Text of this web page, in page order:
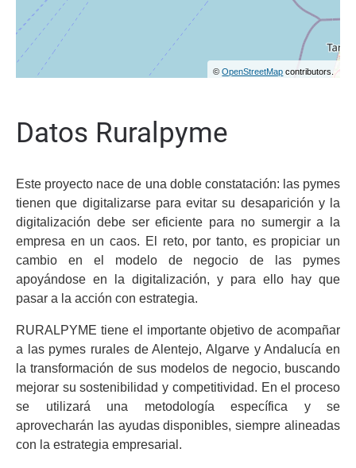
©OpenStreetMap contributors.
Datos Ruralpyme
Este proyecto nace de una doble constatación: las pymes
tienen que digitalizarse para evitar su desaparición y la
digitalización debe ser eficiente para no sumergir a la
empresa en un caos. El reto, por tanto, es propiciar un
cambio en el modelo de negocio de las pymes
apoyándose en la digitalización, y para ello hay que
pasar a la acción con estrategia.
RURALPYME tiene el importante objetivo de acompañar
a las pymes rurales de Alentejo, Algarve y Andalucía en
la transformación de sus modelos de negocio, buscando
mejorar su sostenibilidad y competitividad. En el proceso
se utilizará una metodología específica y se
aprovecharán las ayudas disponibles, siempre alineadas
con la estrategia empresarial.